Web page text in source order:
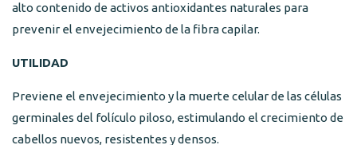
alto contenido de activos antioxidantes naturales para
prevenir el envejecimiento de la fibra capilar.
UTILIDAD
Previene el envejecimiento y la muerte celular de las células
germinales del folículo piloso, estimulando el crecimiento de
cabellos nuevos, resistentes y densos.